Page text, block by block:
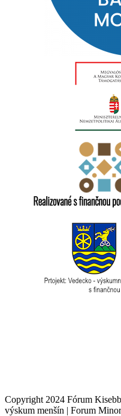
Copyright 2024 Fórum
výskum menšín | Forum